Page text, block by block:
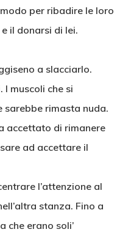
per ribadire le loro
il donarsi di lei.
a slacciarlo.
I muscoli che si
sarebbe rimasta nuda.
accettato di rimanere
ad accettare il
l’attenzione al
stanza. Fino a
che erano soli’